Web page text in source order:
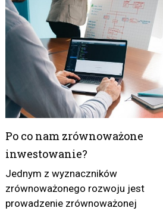
Po co nam zrównoważone
inwestowanie?
Jednym z wyznaczników
zrównoważonego rozwoju jest
prowadzenie zrównoważonej